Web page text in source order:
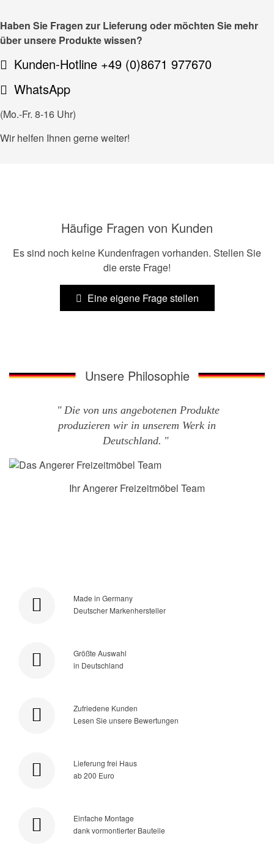
Haben Sie Fragen zur Lieferung oder möchten Sie mehr
über unsere Produkte wissen?
Kunden-Hotline +49 (0)8671 977670
WhatsApp
(Mo.-Fr. 8-16 Uhr)
Wir helfen Ihnen gerne weiter!
Häufige Fragen von Kunden
Es sind noch keine Kundenfragen vorhanden. Stellen Sie
die erste Frage!
Eine eigene Frage stellen
Unsere Philosophie
Die von uns angebotenen Produkte
produzieren wir in unserem Werk in
Deutschland.
Ihr Angerer Freizeitmöbel Team
Made in Germany
Deutscher Markenhersteller
Größte Auswahl
in Deutschland
Zufriedene Kunden
Lesen Sie unsere Bewertungen
Lieferung frei Haus
ab 200 Euro
Einfache Montage
dank vormontierter Bauteile